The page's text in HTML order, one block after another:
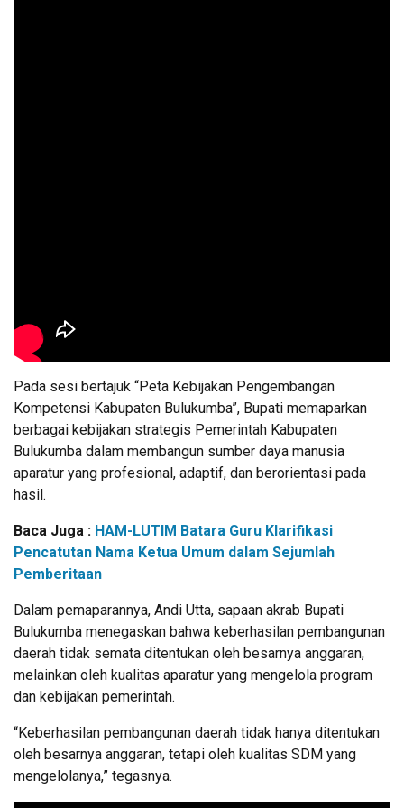
Pada sesi bertajuk “Peta Kebijakan Pengembangan
Kompetensi Kabupaten Bulukumba”, Bupati memaparkan
berbagai kebijakan strategis Pemerintah Kabupaten
Bulukumba dalam membangun sumber daya manusia
aparatur yang profesional, adaptif, dan berorientasi pada
hasil.
Baca Juga : HAM-LUTIM Batara Guru Klarifikasi
Pencatutan Nama Ketua Umum dalam Sejumlah
Pemberitaan
Dalam pemaparannya, Andi Utta, sapaan akrab Bupati
Bulukumba menegaskan bahwa keberhasilan pembangunan
daerah tidak semata ditentukan oleh besarnya anggaran,
melainkan oleh kualitas aparatur yang mengelola program
dan kebijakan pemerintah.
“Keberhasilan pembangunan daerah tidak hanya ditentukan
oleh besarnya anggaran, tetapi oleh kualitas SDM yang
mengelolanya,” tegasnya.